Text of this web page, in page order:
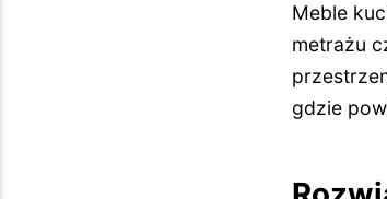
Meble
metrażu
gdzie